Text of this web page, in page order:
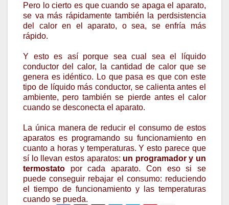
Pero lo cierto es que cuando se apaga el aparato,
se va más rápidamente también la perdsistencia
del calor en el aparato, o sea, se enfría más
rápido.
Y esto es así porque sea cual sea el líquido
conductor del calor, la cantidad de calor que se
genera es idéntico. Lo que pasa es que con este
tipo de líquido más conductor, se calienta antes el
ambiente, pero también se pierde antes el calor
cuando se desconecta el aparato.
La única manera de reducir el consumo de estos
aparatos es programando su funcionamiento en
cuanto a horas y temperaturas. Y esto parece que
sí lo llevan estos aparatos: un programador y un
termostato por cada aparato. Con eso si se
puede conseguir rebajar el consumo: reduciendo
el tiempo de funcionamiento y las temperaturas
cuando se pueda.